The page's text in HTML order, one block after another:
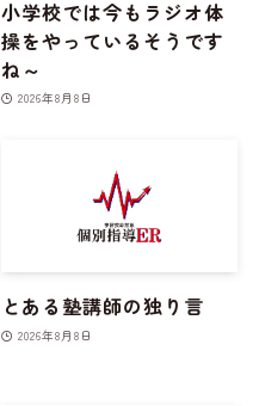
小学校では今もラジオ体
操をやっているそうです
ね～
2026年8月8日
とある塾講師の独り言
2026年8月8日